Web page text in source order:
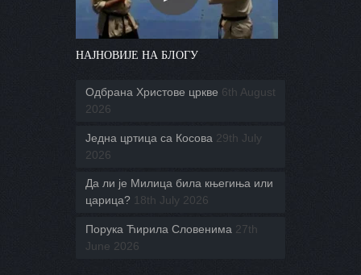
НАЈНОВИЈЕ НА БЛОГУ
Одбрана Христове цркве 6th August
2026
Једна цртица са Косова 29th July
2026
Да ли је Милица била књегиња или
царица? 18th July 2026
Порука Ћирила Словенима 27th
June 2026